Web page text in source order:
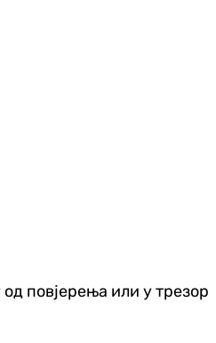
повјерења или у трезор